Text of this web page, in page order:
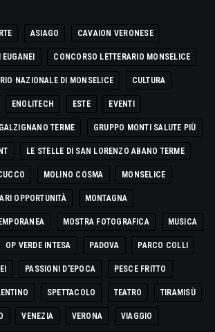
ASIAGO CAVAION VERONESE
EUGANEI CONCORSO LETTERARIO MONSELICE
NAZIONALE DI MONSELICE CULTURA
ENOLITECH ESTE EVENTI
GALZIGNANO TERME GRUPPO MONTI SALUTE PIÙ
LE STELLE DI SAN LORENZO ABANO TERME
MOLINO COSMA MONSELICE
OPPORTUNITÀ MONTAGNA
MOSTRA FOTOGRAFICA MUSICA
OP VERDE INTESA PADOVA PARCO COLLI
PASSIONI D'EPOCA PESCE FRITTO
SPETTACOLO TEATRO TIRAMISÙ
VENEZIA VERONA VIAGGIO